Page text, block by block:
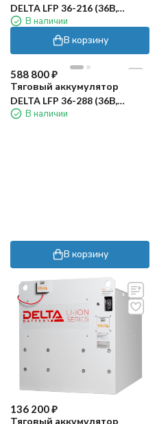
DELTA LFP 36-216 (36В,
216Ач, Li-ion)
В наличии
В корзину
588 800₽
Тяговый аккумулятор
DELTA LFP 36-288 (36В,
288Ач, Li-ion)
В наличии
В корзину
136 200₽
Тяговый аккумулятор